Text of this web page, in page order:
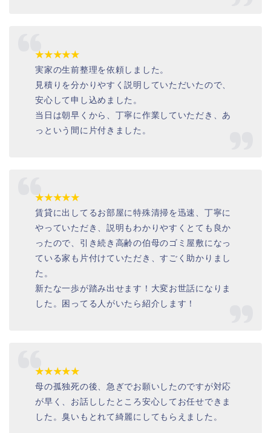
★★★★★
実家の生前整理を依頼しました。
見積りを分かりやすく説明していただいたので、
安心して申し込めました。
当日は朝早くから、丁寧に作業していただき、あ
っという間に片付きました。
★★★★★
賃貸に出してるお部屋に特殊清掃を迅速、丁寧に
やっていただき、説明もわかりやすくとても良か
ったので、引き続き高齢の伯母のゴミ屋敷になっ
ている家も片付けていただき、すごく助かりまし
た。
新たな一歩が踏み出せます！大変お世話になりま
した。困ってる人がいたら紹介します！
★★★★★
母の孤独死の後、急ぎでお願いしたのですが対応
が早く、お話ししたところ安心してお任せできま
した。臭いもとれて綺麗にしてもらえました。